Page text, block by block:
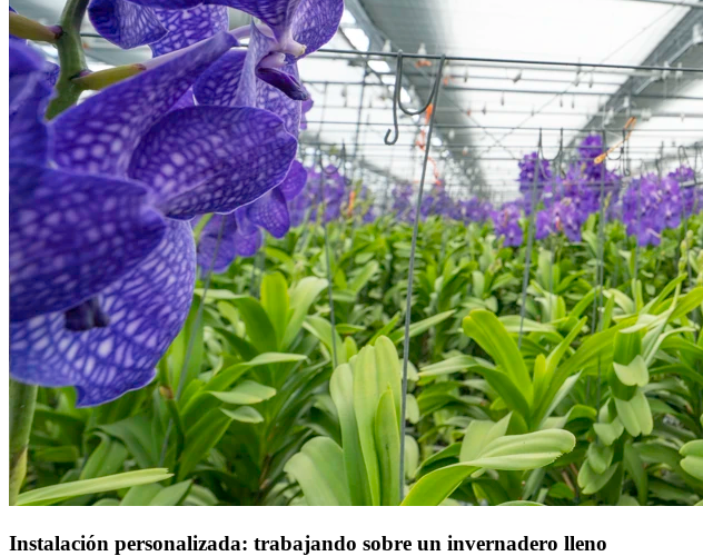
Instalación personalizada: trabajando sobre un invernadero lleno